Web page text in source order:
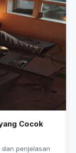
Cocok
penjelasan